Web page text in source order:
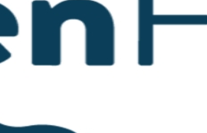
zu können und hoffen
können selbst
Projekte sind und